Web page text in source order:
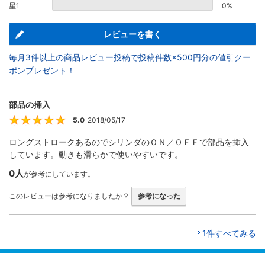
星1 0%
レビューを書く
毎月3件以上の商品レビュー投稿で投稿件数×500円分の値引クー
ポンプレゼント！
部品の挿入
5.0 2018/05/17
ロングストロークあるのでシリンダのＯＮ／ＯＦＦで部品を挿入
しています。動きも滑らかで使いやすいです。
0人が参考にしています。
このレビューは参考になりましたか？ 参考になった
1件すべてみる